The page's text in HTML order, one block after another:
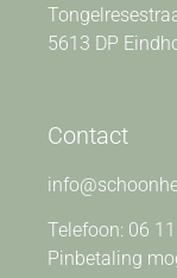
5613 DP
Contact
Telefoon: 06
Pinbetaling